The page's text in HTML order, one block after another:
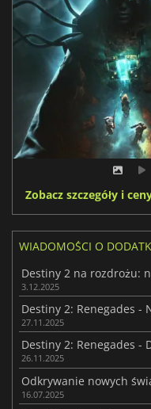
Zobacz szczegóły i
WIADOMOŚCI O
Destiny 2 na rozdrożu:
3.12.2025
27.11.2025
26.11.2025
16.07.2025